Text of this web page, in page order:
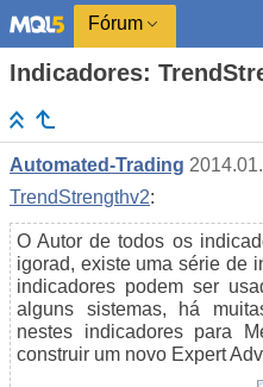
Fórum
Indicadores:
Automated-Trading
TrendStrengthv2:
O Autor de todos os
igorad, existe uma série de
indicadores podem ser
alguns sistemas, há
nestes indicadores para
construir um novo Expert